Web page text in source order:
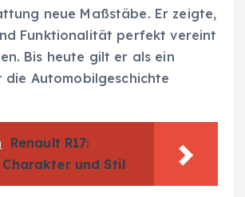
neue Maßstäbe. Er zeigte,
Funktionalität perfekt vereint
Bis heute gilt er als ein
die Automobilgeschichte
Renault R17:
und Stil